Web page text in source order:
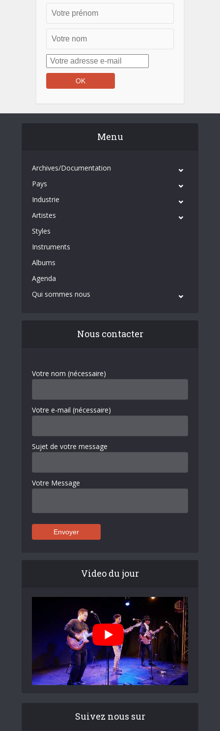
Menu
Archives/Documentation
Pays
Industrie
Artistes
Styles
Instruments
Albums
Agenda
Qui sommes nous
Nous contacter
Votre nom (nécessaire)
Votre e-mail (nécessaire)
Sujet de votre message
Votre Message
Video du jour
Suivez nous sur